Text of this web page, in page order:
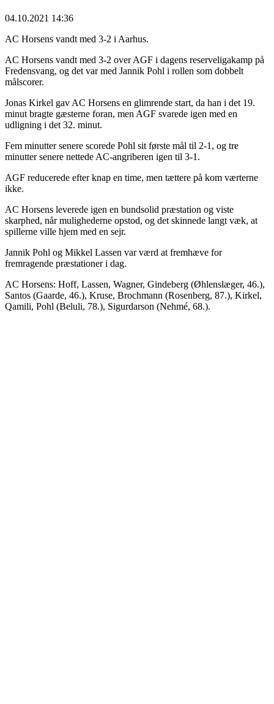
04.10.2021 14:36
AC Horsens vandt med 3-2 i Aarhus.
AC Horsens vandt med 3-2 over AGF i dagens reserveligakamp på
Fredensvang, og det var med Jannik Pohl i rollen som dobbelt
målscorer.
Jonas Kirkel gav AC Horsens en glimrende start, da han i det 19.
minut bragte gæsterne foran, men AGF svarede igen med en
udligning i det 32. minut.
Fem minutter senere scorede Pohl sit første mål til 2-1, og tre
minutter senere nettede AC-angriberen igen til 3-1.
AGF reducerede efter knap en time, men tættere på kom værterne
ikke.
AC Horsens leverede igen en bundsolid præstation og viste
skarphed, når mulighederne opstod, og det skinnede langt væk, at
spillerne ville hjem med en sejr.
Jannik Pohl og Mikkel Lassen var værd at fremhæve for
fremragende præstationer i dag.
AC Horsens: Hoff, Lassen, Wagner, Gindeberg (Øhlenslæger, 46.),
Santos (Gaarde, 46.), Kruse, Brochmann (Rosenberg, 87.), Kirkel,
Qamili, Pohl (Beluli, 78.), Sigurdarson (Nehmé, 68.).